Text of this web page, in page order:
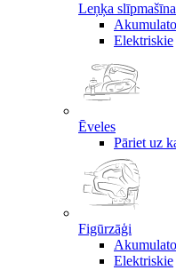
Leņķa
Elektriskie
Ēveles
Pāriet uz
Figūrzāģi
Elektriskie